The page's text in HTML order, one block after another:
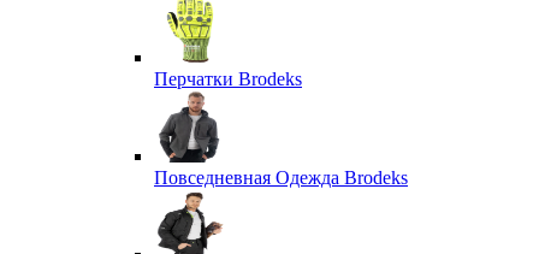
Перчатки Brodeks
Повседневная Одежда Brodeks